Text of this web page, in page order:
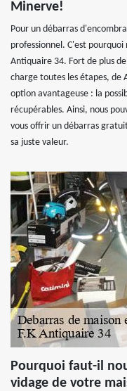
Minerve!
Pour un débarras
professionnel. C'est pourquoi
Antiquaire 34. Fort de plus
charge toutes les étapes, de
option avantageuse : la
récupérables. Ainsi, nous
vous offrir un débarras
sa juste valeur.
Pourquoi faut-il
vidage de votre